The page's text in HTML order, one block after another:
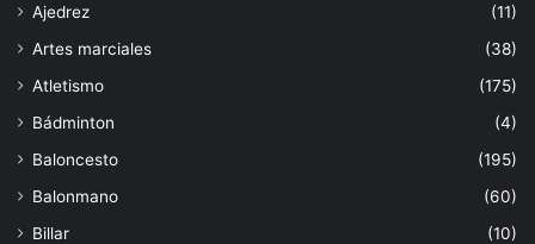
Ajedrez
(11)
Artes marciales
(38)
Atletismo
(175)
Bádminton
(4)
Baloncesto
(195)
Balonmano
(60)
Billar
(10)